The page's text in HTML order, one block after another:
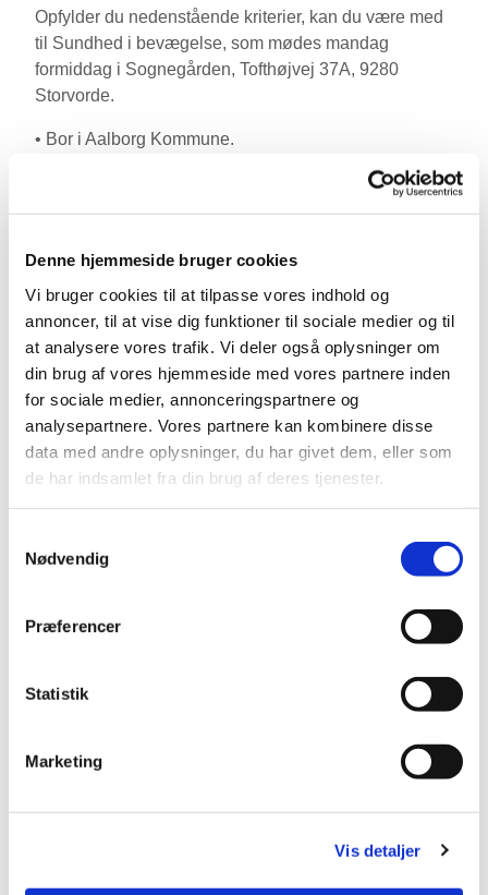
Denne hjemmeside bruger cookies
Vi bruger cookies til at tilpasse vores indhold og
annoncer, til at vise dig funktioner til sociale medier og til
at analysere vores trafik. Vi deler også oplysninger om
din brug af vores hjemmeside med vores partnere inden
for sociale medier, annonceringspartnere og
analysepartnere. Vores partnere kan kombinere disse
data med andre oplysninger, du har givet dem, eller som
de har indsamlet fra din brug af deres tjenester.
Nødvendig
Præferencer
Statistik
Marketing
Vis detaljer
Opfylder du nedenstående kriterier, kan du være med
til Sundhed i bevægelse, som mødes mandag
formiddag i Sognegården, Tofthøjvej 37A, 9280
Storvorde.
• Bor i Aalborg Kommune.
• Du er, eller har været, ramt af kritisk sygdom som
Sundhed i bevægelse kombinerer træning med socialt
samvær. Det er ikke genoptræning, men
vedligeholdende træning. Træningen består af
holdtræning i cirka to timer. Vi laver træning til musik i
salen efterfulgt af gulvøvelser med styrke, stræk og
afspænding. Efter træningen er der mulighed for
socialt samvær med mulighed for tilkøb af kaffe/te og
brød.
Pris: Du kan deltage gratis den første gang. Herefter
Tilmelding til koordinator på telefon: 22 82 38 50